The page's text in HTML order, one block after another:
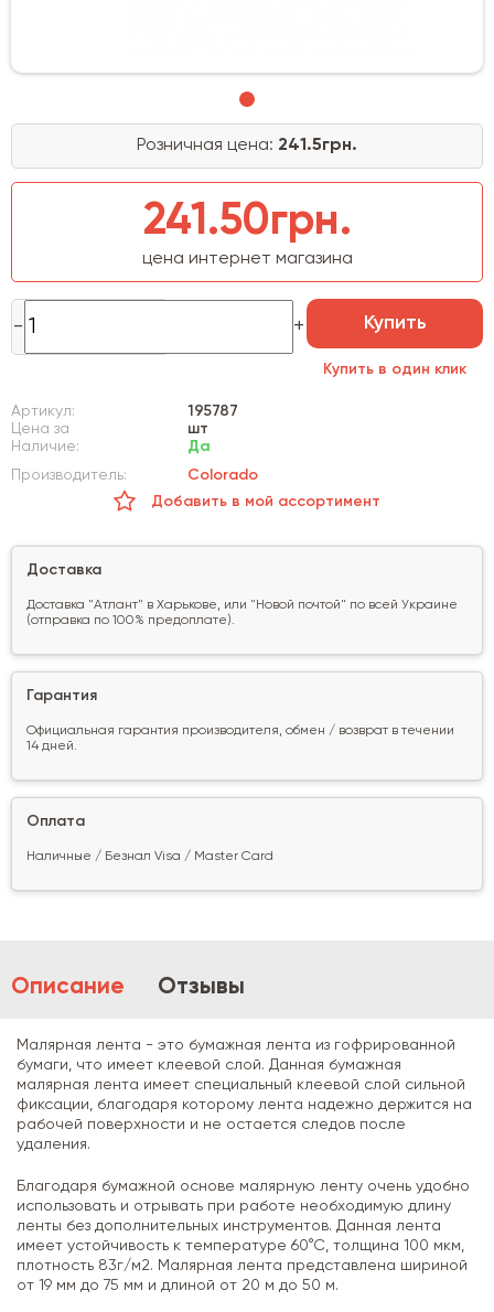
Розничная цена: 241.5грн.
241.50грн.
цена интернет магазина
Купить
Купить в один клик
Артикул:
195787
Цена за
шт
Наличие:
Да
Производитель:
Colorado
Добавить в мой ассортимент
Доставка
Доставка "Атлант" в Харькове, или "Новой почтой" по всей Украине
(отправка по 100% предоплате).
Гарантия
Официальная гарантия производителя, обмен / возврат в течении
14 дней.
Оплата
Наличные / Безнал Visa / Master Card
Описание Отзывы
Малярная лента - это бумажная лента из гофрированной
бумаги, что имеет клеевой слой. Данная бумажная
малярная лента имеет специальный клеевой слой сильной
фиксации, благодаря которому лента надежно держится на
рабочей поверхности и не остается следов после
удаления.
Благодаря бумажной основе малярную ленту очень удобно
использовать и отрывать при работе необходимую длину
ленты без дополнительных инструментов. Данная лента
имеет устойчивость к температуре 60°С, толщина 100 мкм,
плотность 83г/м2. Малярная лента представлена ​​шириной
от 19 мм до 75 мм и длиной от 20 м до 50 м.